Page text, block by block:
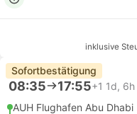
inklusive
Sofortbestätigung
08:35 17:55+1 1d,
AUH Flughafen Abu Dhabi